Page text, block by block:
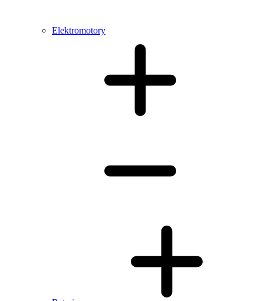
Elektromotory